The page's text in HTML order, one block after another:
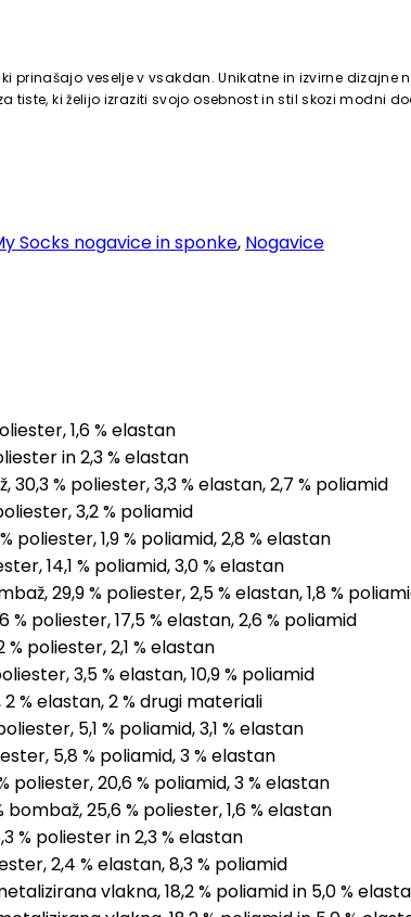
prinašajo veselje v vsakdan. Unikatne in izvirne
tiste, ki želijo izraziti svojo osebnost in stil skozi modni
Socks nogavice in sponke, Nogavice
1,6 % elastan
in 2,3 % elastan
30,3 % poliester, 3,3 % elastan, 2,7 % poliamid
3,2 % poliamid
poliester, 1,9 % poliamid, 2,8 % elastan
14,1 % poliamid, 3,0 % elastan
29,9 % poliester, 2,5 % elastan, 1,8 %
% poliester, 17,5 % elastan, 2,6 % poliamid
% poliester, 2,1 % elastan
3,5 % elastan, 10,9 % poliamid
2 % elastan, 2 % drugi materiali
5,1 % poliamid, 3,1 % elastan
5,8 % poliamid, 3 % elastan
poliester, 20,6 % poliamid, 3 % elastan
bombaž, 25,6 % poliester, 1,6 % elastan
% poliester in 2,3 % elastan
2,4 % elastan, 8,3 % poliamid
vlakna, 18,2 % poliamid in 5,0 %